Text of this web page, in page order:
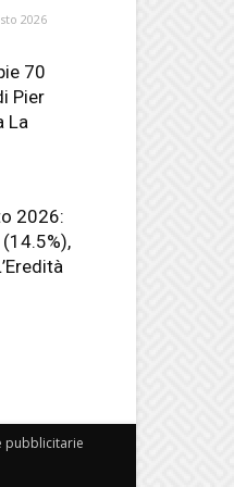
2026
70
Pier
La
2026:
pubblicitarie